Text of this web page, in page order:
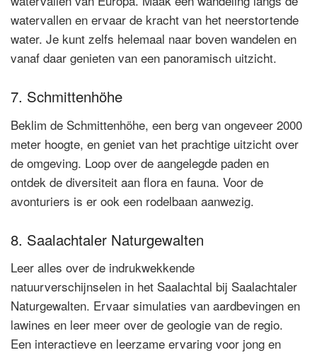
watervallen en ervaar de kracht van het neerstortende
water. Je kunt zelfs helemaal naar boven wandelen en
vanaf daar genieten van een panoramisch uitzicht.
7. Schmittenhöhe
Beklim de Schmittenhöhe, een berg van ongeveer 2000
meter hoogte, en geniet van het prachtige uitzicht over
de omgeving. Loop over de aangelegde paden en
ontdek de diversiteit aan flora en fauna. Voor de
avonturiers is er ook een rodelbaan aanwezig.
8. Saalachtaler Naturgewalten
Leer alles over de indrukwekkende
natuurverschijnselen in het Saalachtal bij Saalachtaler
Naturgewalten. Ervaar simulaties van aardbevingen en
lawines en leer meer over de geologie van de regio.
Een interactieve en leerzame ervaring voor jong en